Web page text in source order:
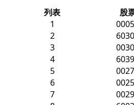
列表
股
1
2
3
4
5
6
7